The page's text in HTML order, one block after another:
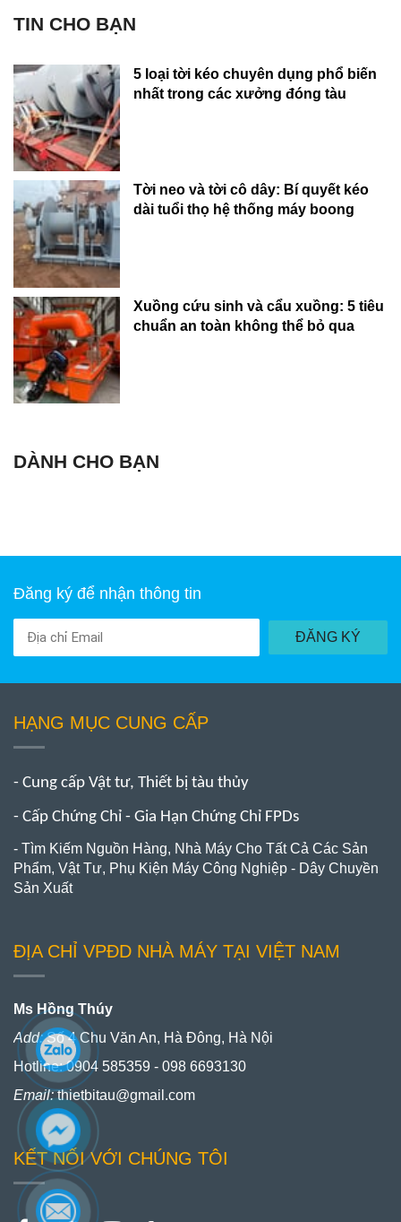
TIN CHO BẠN
5 loại tời kéo chuyên dụng phổ biến
nhất trong các xưởng đóng tàu
Tời neo và tời cô dây: Bí quyết kéo
dài tuổi thọ hệ thống máy boong
Xuồng cứu sinh và cẩu xuồng: 5 tiêu
chuẩn an toàn không thể bỏ qua
DÀNH CHO BẠN
Đăng ký để nhận thông tin
ĐĂNG KÝ
HẠNG MỤC CUNG CẤP
- Cung cấp Vật tư, Thiết bị tàu thủy
- Cấp Chứng Chỉ - Gia Hạn Chứng Chỉ FPDs
- Tìm Kiếm Nguồn Hàng, Nhà Máy Cho Tất Cả Các Sản
Phẩm, Vật Tư, Phụ Kiện Máy Công Nghiệp - Dây Chuyền
Sản Xuất
ĐỊA CHỈ VPĐD NHÀ MÁY TẠI VIỆT NAM
Ms Hồng Thúy
Add:Số 4 Chu Văn An, Hà Đông, Hà Nội
Hotline: 0904 585359 - 098 6693130
Email:thietbitau@gmail.com
KẾT NỐI VỚI CHÚNG TÔI